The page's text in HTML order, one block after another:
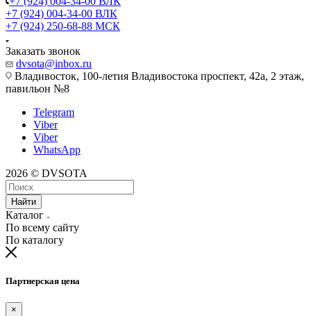
+7 (924) 004-34-00 ВЛК
+7 (924) 250-68-88 МСК
Заказать звонок
dvsota@inbox.ru
Владивосток, 100-летия Владивостока проспект, 42а, 2 этаж,
павильон №8
Telegram
Viber
Viber
WhatsApp
2026 © DVSOTA
Найти
Каталог
По всему сайту
По каталогу
Партнерская цена
×